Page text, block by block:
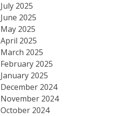
July 2025
June 2025
May 2025
April 2025
March 2025
February 2025
January 2025
December 2024
November 2024
October 2024